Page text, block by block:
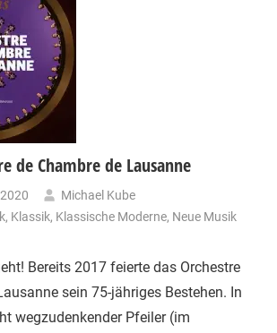
de Chambre de Lausanne
Michael Kube
, Klassik, Klassische Moderne, Neue Musik
Bereits 2017 feierte das Orchestre
sein 75-jähriges Bestehen. In
wegzudenkender Pfeiler (im